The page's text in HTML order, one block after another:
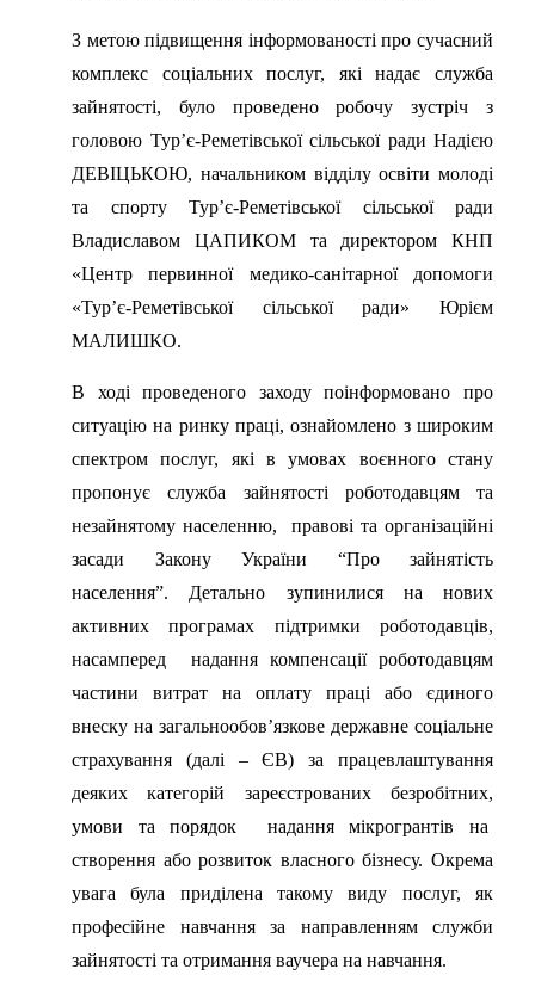
З метою підвищення інформованості про сучасний
комплекс соціальних послуг, які надає служба
зайнятості, було проведено робочу зустріч з
головою Тур’є-Реметівської сільської ради Надією
ДЕВІЦЬКОЮ, начальником відділу освіти молоді
та спорту Тур’є-Реметівської сільської ради
Владиславом ЦАПИКОМ та директором КНП
«Центр первинної медико-санітарної допомоги
«Тур’є-Реметівської сільської ради» Юрієм
МАЛИШКО.
В ході проведеного заходу поінформовано про
ситуацію на ринку праці, ознайомлено з широким
спектром послуг, які в умовах воєнного стану
пропонує служба зайнятості роботодавцям та
незайнятому населенню, правові та організаційні
засади Закону України “Про зайнятість
населення”. Детально зупинилися на нових
активних програмах підтримки роботодавців,
насамперед надання компенсації роботодавцям
частини витрат на оплату праці або єдиного
внеску на загальнообов’язкове державне соціальне
страхування (далі – ЄВ) за працевлаштування
деяких категорій зареєстрованих безробітних,
умови та порядок надання мікрогрантів на
створення або розвиток власного бізнесу. Окрема
увага була приділена такому виду послуг, як
професійне навчання за направленням служби
зайнятості та отримання ваучера на навчання.